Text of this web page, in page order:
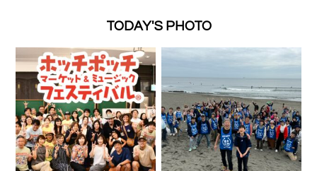
TODAY'S PHOTO